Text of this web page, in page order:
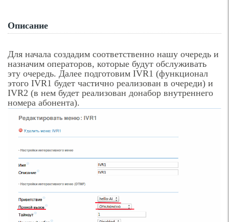
Описание
Для начала создадим соответственно нашу очередь и
назначим операторов, которые будут обслуживать
эту очередь. Далее подготовим IVR1 (функционал
этого IVR1 будет частично реализован в очереди) и
IVR2 (в нем будет реализован донабор внутреннего
номера абонента).